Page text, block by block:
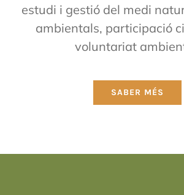
estudi i gestió del medi
ambientals, participació
voluntariat
SABER MÉS